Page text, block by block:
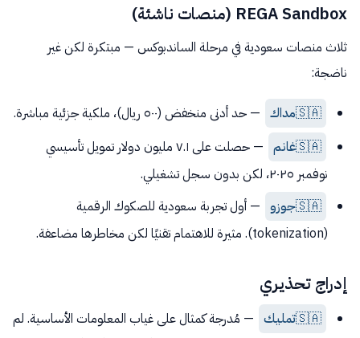
REGA Sandbox (منصات ناشئة)
ثلاث منصات سعودية في مرحلة الساندبوكس — مبتكرة لكن غير
ناضجة:
🇸🇦مداك — حد أدنى منخفض (٥٠٠ ريال)، ملكية جزئية مباشرة.
🇸🇦غانم
— حصلت على ٧.١ مليون دولار تمويل تأسيسي
نوفمبر ٢٠٢٥، لكن بدون سجل تشغيلي.
🇸🇦جوزو — أول تجربة سعودية للصكوك الرقمية
(tokenization). مثيرة للاهتمام تقنيًا لكن مخاطرها مضاعفة.
إدراج تحذيري
🇸🇦تمليك — مُدرجة كمثال على غياب المعلومات الأساسية. لم